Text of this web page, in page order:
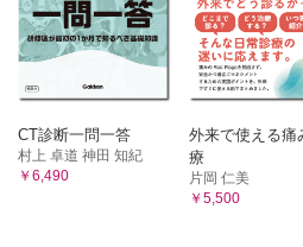
CT診断一問一答
村上 卓道 神田 知紀
￥6,490
外来で使える痛
療
片岡 仁美
￥5,500